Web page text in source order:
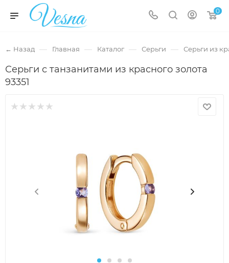
0
← Назад — Главная — Каталог — Серьги — Серьги из
Серьги с танзанитами из красного золота
93351